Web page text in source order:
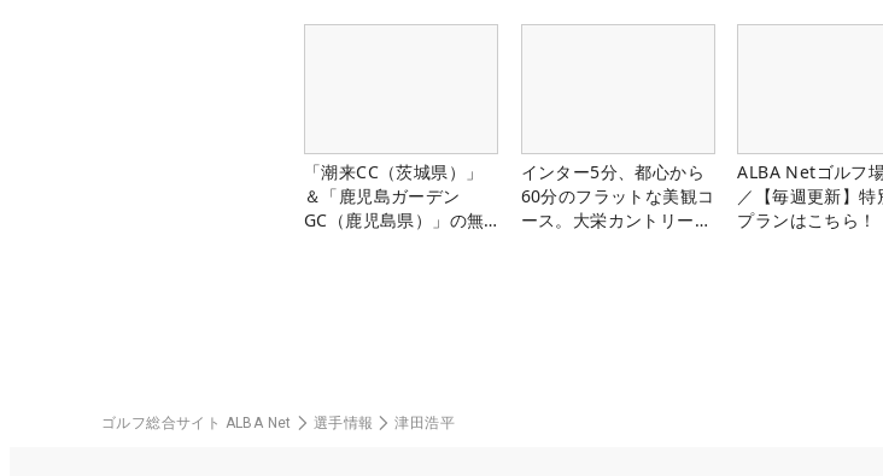
「潮来CC（茨城県）」
＆「鹿児島ガーデン
GC（鹿児島県）」の無
インター5分、都心から
60分のフラットな美観コ
ース。大栄カントリー俱
ALBA Netゴルフ
／【毎週更新】特
プランはこちら！
ゴルフ総合サイト ALBA Net 選手情報 津田浩平